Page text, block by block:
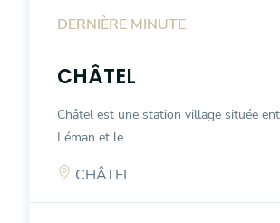
DERNIÈRE MINUTE
CHÂTEL
Châtel est une station village située
Léman et le...
CHÂTEL